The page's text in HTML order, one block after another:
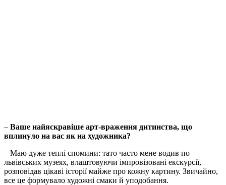
– Ваше найяскравіше арт-враження дитинства, що
вплинуло на вас як на художника?
– Маю дуже теплі спомини: тато часто мене водив по
львівських музеях, влаштовуючи імпровізовані екскурсії,
розповідав цікаві історії майже про кожну картину. Звичайно,
все це формувало художні смаки й уподобання.